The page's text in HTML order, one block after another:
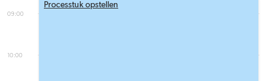
09:00
10:00
Processtuk opstellen